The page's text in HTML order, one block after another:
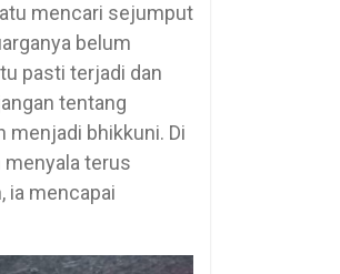
mencari sejumput
belum
pasti terjadi dan
tentang
menjadi bhikkuni. Di
menyala terus
ia mencapai